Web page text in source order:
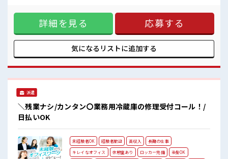
安心してお仕事に集中♪
程よく残業あり！
≫ 新しいことにチャレンジするのは不安だけど、 しっかり働
く環境が整っています！ イチからスキルUP・ステップUP目
指していきましょう！ ≪自分に向いている仕事が探せる≫ 困
った事などがあれば、 担当がしっかりサポートします！ ■職
場の雰囲気 少人数の職場でこじんまり。 職場の仲間との交流
もできちゃうかも？ 休憩室完備でランチや休憩も充実しそう
詳細を見る 応募する
気になるリストに追加する
派遣
＼残業ナシ/カンタン〇業務用冷蔵庫の修理受付コール！/
日払いOK
未経験者OK 経験者歓迎 高収入
長期の仕事
キレイなオフィス
休憩室あり ロッカー完備
染髪OK